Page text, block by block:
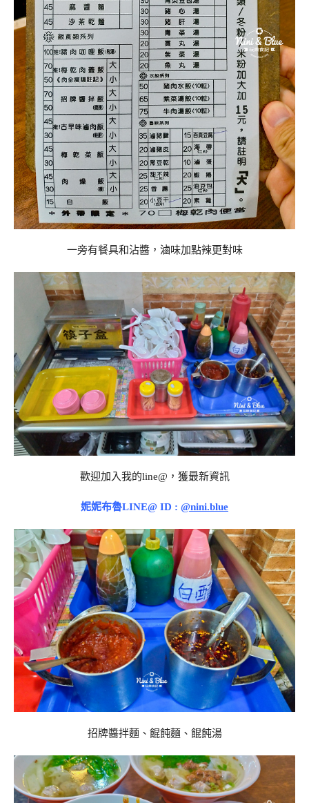
一旁有餐具和沾醬，滷味加點辣更對味
歡迎加入我的line@，獲最新資訊
妮妮布魯LINE@ ID : @nini.blue
招牌醬拌麵、餛飩麵、餛飩湯